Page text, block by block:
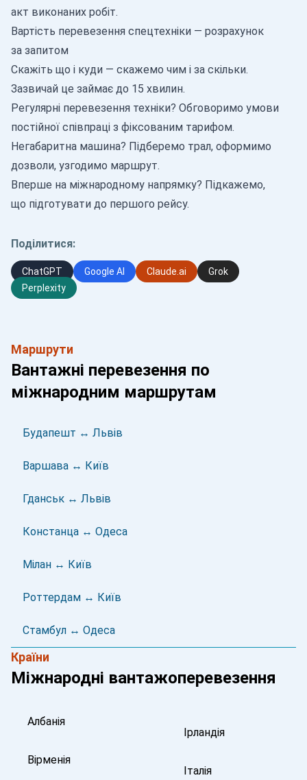
акт виконаних робіт.
Вартість перевезення спецтехніки — розрахунок
за запитом
Скажіть що і куди — скажемо чим і за скільки.
Зазвичай це займає до 15 хвилин.
Регулярні перевезення техніки? Обговоримо умови
постійної співпраці з фіксованим тарифом.
Негабаритна машина? Підберемо трал, оформимо
дозволи, узгодимо маршрут.
Вперше на міжнародному напрямку? Підкажемо,
що підготувати до першого рейсу.
Поділитися:
ChatGPT Google AI Claude.ai
Grok
Perplexity
Маршрути
Вантажні перевезення по
міжнародним маршрутам
Будапешт ↔ Львів
Варшава ↔ Київ
Гданськ ↔ Львів
Констанца ↔ Одеса
Мілан ↔ Київ
Роттердам ↔ Київ
Стамбул ↔ Одеса
Країни
Міжнародні вантажоперевезення
Албанія
Вірменія
Ірландія
Італія